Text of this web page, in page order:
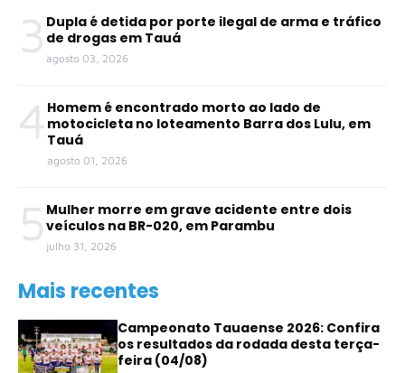
3 Dupla é detida por porte ilegal de arma e tráfico
de drogas em Tauá
agosto 03, 2026
4 Homem é encontrado morto ao lado de
motocicleta no loteamento Barra dos Lulu, em
Tauá
agosto 01, 2026
5 Mulher morre em grave acidente entre dois
veículos na BR-020, em Parambu
julho 31, 2026
Mais recentes
Campeonato Tauaense 2026: Confira
os resultados da rodada desta terça-
feira (04/08)